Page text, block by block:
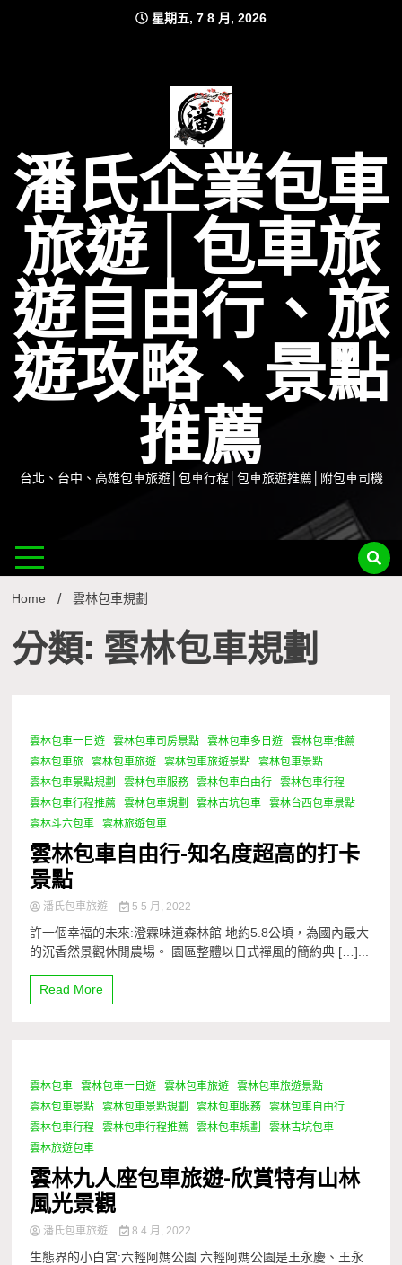
星期五, 7 8 月, 2026
潘氏企業包車
旅遊│包車旅
遊自由行、旅
遊攻略、景點
推薦
台北、台中、高雄包車旅遊│包車行程│包車旅遊推薦│附包車司機
Home 雲林包車規劃
分類: 雲林包車規劃
1 Minute
雲林包車一日遊 雲林包車司房景點 雲林包車多日遊
雲林包車推薦
雲林包車旅
雲林包車旅遊 雲林包車旅遊景點
雲林包車景點
雲林包車景點規劃
雲林包車服務 雲林包車自由行
雲林包車行程
雲林包車行程推薦
雲林包車規劃 雲林古坑包車
雲林台西包車景點
雲林斗六包車
雲林旅遊包車
雲林包車自由行-知名度超高的打卡
景點
潘氏包車旅遊 5 5 月, 2022
許一個幸福的未來:澄霖味道森林館 地約5.8公頃，為國內最大
的沉香然景觀休閒農場。 園區整體以日式禪風的簡約典 […]...
Read More
1 Minute
雲林包車 雲林包車一日遊 雲林包車旅遊
雲林包車旅遊景點
雲林包車景點
雲林包車景點規劃 雲林包車服務
雲林包車自由行
雲林包車行程
雲林包車行程推薦 雲林包車規劃
雲林古坑包車
雲林旅遊包車
雲林九人座包車旅遊-欣賞特有山林
風光景觀
潘氏包車旅遊 8 4 月, 2022
生態界的小白宮:六輕阿媽公園 六輕阿媽公園是王永慶、王永